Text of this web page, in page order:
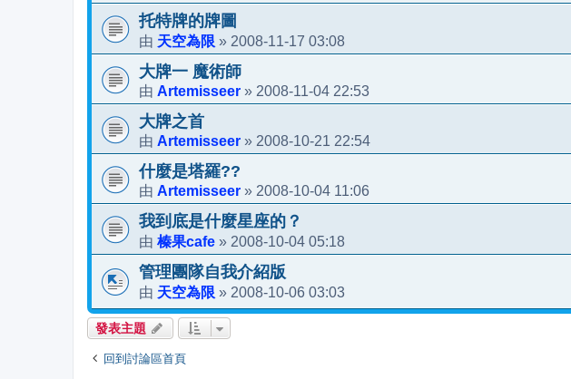
托特牌的牌圖
由 天空為限 » 2008-11-17 03:08
大牌一 魔術師
由 Artemisseer » 2008-11-04 22:53
大牌之首
由 Artemisseer » 2008-10-21 22:54
什麼是塔羅??
由 Artemisseer » 2008-10-04 11:06
我到底是什麼星座的？
由 榛果cafe » 2008-10-04 05:18
管理團隊自我介紹版
由 天空為限 » 2008-10-06 03:03
發表主題
回到討論區首頁